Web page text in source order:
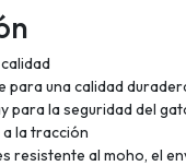
para una calidad
para la seguridad del
la tracción
resistente al moho, el